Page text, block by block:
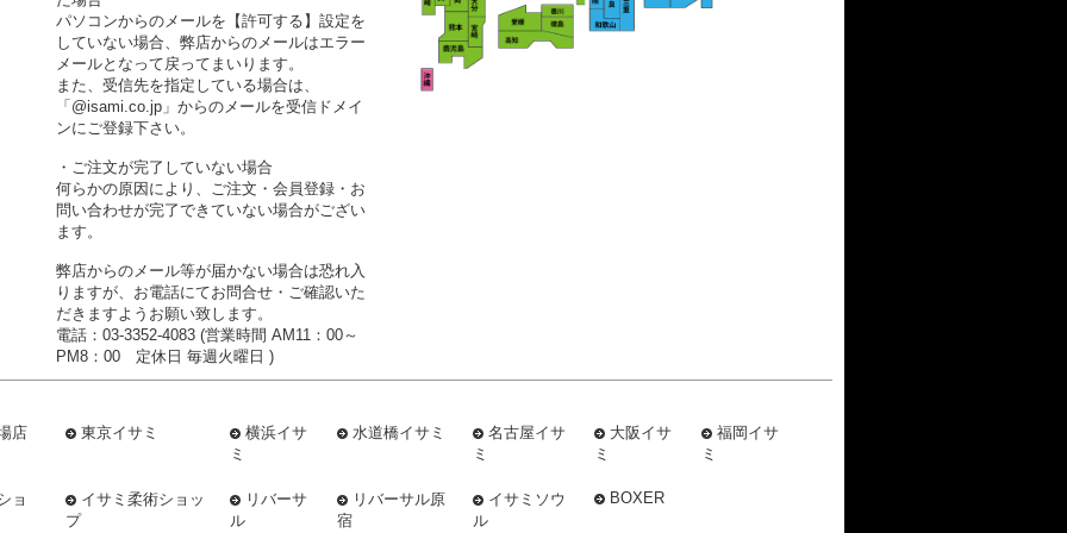
パソコンからのメールを【許可する】設定を
していない場合、弊店からのメールはエラー
メールとなって戻ってまいります。
また、受信先を指定している場合は、
「@isami.co.jp」からのメールを受信ドメイ
ンにご登録下さい。
・ご注文が完了していない場合
何らかの原因により、ご注文・会員登録・お
問い合わせが完了できていない場合がござい
ます。
弊店からのメール等が届かない場合は恐れ入
りますが、お電話にてお問合せ・ご確認いた
だきますようお願い致します。
電話：03-3352-4083 (営業時間 AM11：00～
PM8：00 定休日 毎週火曜日 )
店 東京イサミ
横浜イサ
ミ
水道橋イサミ
名古屋イサ
ミ
大阪イサ
ミ
福岡イサ
ミ
ョ
イサミ柔術ショッ
プ
リバーサ
ル
リバーサル原
宿
イサミソウ
ル
BOXER